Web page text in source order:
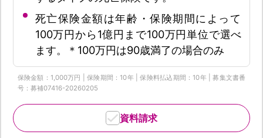
死亡保険金額は年齢・保険期間によって
100万円から1億円まで100万円単位で選べ
ます。＊100万円は90歳満了の場合のみ
保険金額：1,000万円 | 保険期間：10年 | 保険料払込期間：10年 | 募集文書番
号：募補07416-20260205
資料請求